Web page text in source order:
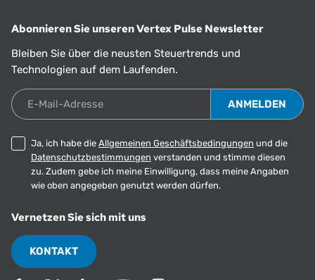
Abonnieren Sie unseren Vertex Pulse Newsletter
Bleiben Sie über die neusten Steuertrends und
Technologien auf dem Laufenden.
E-Mail-Adresse
Ja, ich habe die Allgemeinen Geschäftsbedingungen und die
Datenschutzbestimmungen verstanden und stimme diesen
zu. Zudem gebe ich meine Einwilligung, dass meine Angaben
wie oben angegeben genutzt werden dürfen.
Vernetzen Sie sich mit uns
KONTAKT